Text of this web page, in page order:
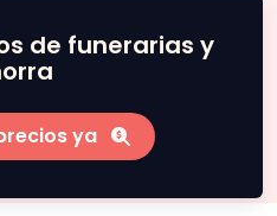
de funerarias y
ya